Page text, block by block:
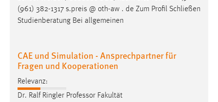
(961) 382-1317 s.preis @ oth-aw . de Zum Profil Schließen
Studienberatung Bei allgemeinen
CAE und Simulation - Ansprechpartner für
Fragen und Kooperationen
Relevanz:
Dr. Ralf Ringler Professor Fakultät
chat-frame-style-5e9dbeb1811c0446
Cookie Laufzeit:
MibewSessionID, mibew-chat-frame-style-
5e9dbeb1811c0446 = Sitzungslaufzeit, mibew_locale = 3
Jahre, MIBEW_UserID = 1 Jahr